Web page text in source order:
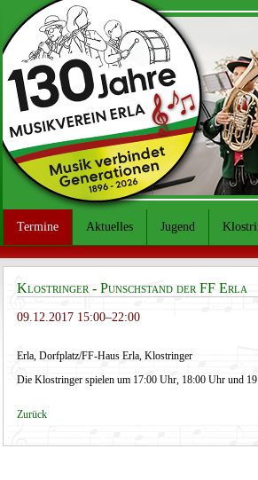
Termine Aktuelles Jugend
Klostringer - Punschstand der FF Erla
09.12.2017 15:00–22:00
Erla, Dorfplatz/FF-Haus Erla, Klostringer
Die Klostringer spielen um 17:00 Uhr, 18:00 Uhr und
Zurück